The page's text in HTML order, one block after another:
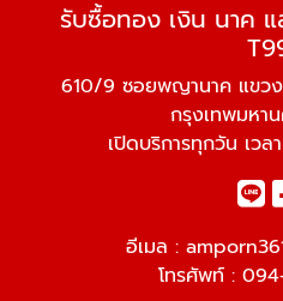
รับซื้อทอง เงิน นาค
610/9 ซอยพญานาค แขวง
กรุงเทพมหา
เปิดบริการทุกวัน เว
อีเมล :
โทรศัพท์ :